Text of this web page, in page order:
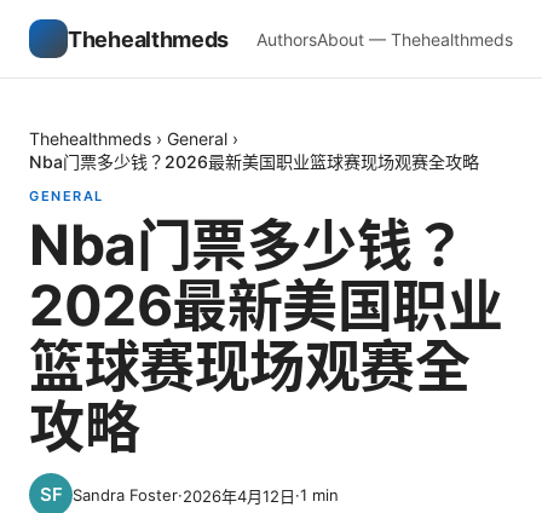
Thehealthmeds AuthorsAbout — Thehealthmeds
Thehealthmeds › General ›
Nba门票多少钱？2026最新美国职业篮球赛现场观赛全攻略
GENERAL
Nba门票多少钱？
2026最新美国职业
篮球赛现场观赛全
攻略
Sandra Foster·2026年4月12日·1 min